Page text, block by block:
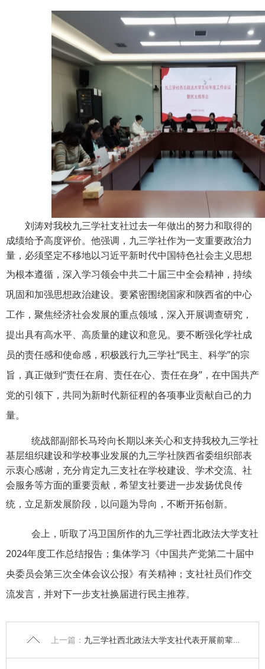
刘涛对我校九三学社支社过去一年做出的努力和取得的
成绩给予高度评价。 他强调 ， 九三学社作为一支重要政治力
量，必须坚定不移地以习近平新时代中国特色社会主义思想
为根本遵循，深入学习领会中共二十届三中全会精神，持续
巩固和加强思想政治建设。要紧密围绕国家和陕西省的中心
工作，聚焦经济社会发展的重点领域，深入开展调查研究，
提出具有高水平、高质量的建议和意见。要不断强化学社成
员的责任感和使命感，积极践行九三学社“民主、科学”的宗
旨，真正做到“责任在肩、责任在心、责任在身”，在中国共产
党的引领下，共同为新时代新征程的各项事业贡献自己的力
量。
统战部副部长马玲向长期以来关心和支持我校九三学社
基层组织建设和学校事业发展的九三学社陕西省委组织部表
示衷心感谢，充分肯定九三支社在学校建设、学术交流、社
会服务等方面的重要贡献，希望支社要进一步发扬优良传
统，立足新发展阶段，以问题为导向，不断开拓创新。
会上，听取了冯卫国所作的九三学社西北政法大学支社
2024年度工作总结报告；集体学习《中国共产党第二十届中
央委员会第三次全体会议公报》有关精神； 支社社员们作交
流发言 ，并对下一步支社换届进行民主推荐。
上一篇： 九三学社西北政法大学支社代表开展前辈学者慰问活动